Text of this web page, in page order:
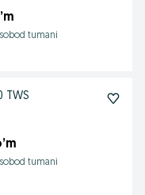
tumani
TWS
tumani